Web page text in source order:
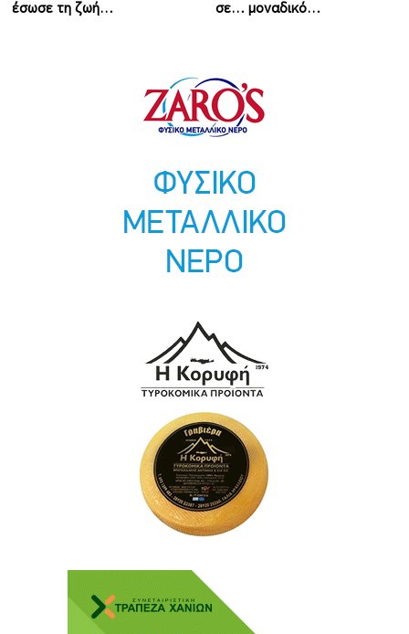
έσωσε τη ζωή… σε… μοναδικό…